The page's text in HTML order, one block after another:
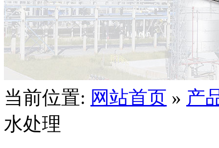
当前位置: 网站首页 » 产
水处理